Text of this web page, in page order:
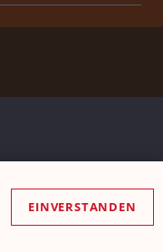
EINVERSTANDEN